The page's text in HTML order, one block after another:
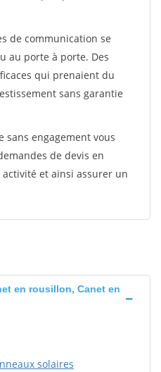
de communication se
au porte à porte. Des
qui prenaient du
sans garantie
sans engagement vous
de devis en
et ainsi assurer un
en rousillon, Canet en
solaires